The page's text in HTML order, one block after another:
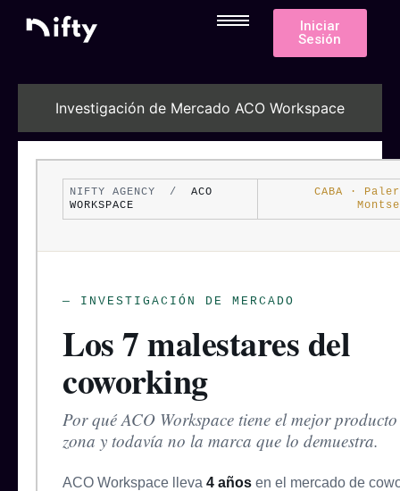
Iniciar
Sesión
Investigación de Mercado ACO Workspace
NIFTY AGENCY / ACO
WORKSPACE
CABA ·
— INVESTIGACIÓN DE MERCADO
Los 7 malestares del
coworking
Por qué ACO Workspace tiene el mejor
zona y todavía no la marca que lo demuestra.
ACO Workspace lleva 4 años en el mercado de